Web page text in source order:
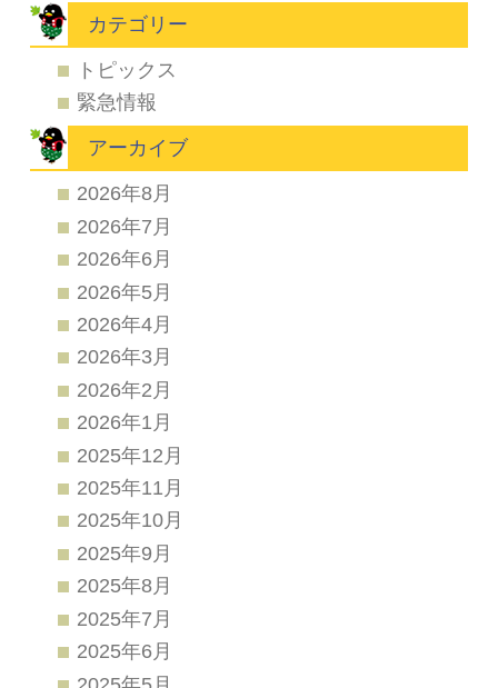
カテゴリー
トピックス
緊急情報
アーカイブ
2026年8月
2026年7月
2026年6月
2026年5月
2026年4月
2026年3月
2026年2月
2026年1月
2025年12月
2025年11月
2025年10月
2025年9月
2025年8月
2025年7月
2025年6月